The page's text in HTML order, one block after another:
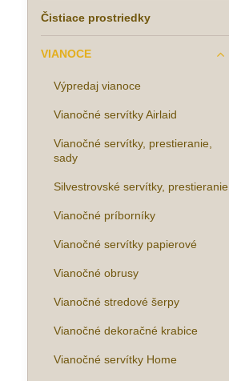
Čistiace prostriedky
VIANOCE
Výpredaj vianoce
Vianočné servítky Airlaid
Vianočné servítky, prestieranie,
sady
Silvestrovské servítky, prestieranie
Vianočné príborníky
Vianočné servítky papierové
Vianočné obrusy
Vianočné stredové šerpy
Vianočné dekoračné krabice
Vianočné servítky Home